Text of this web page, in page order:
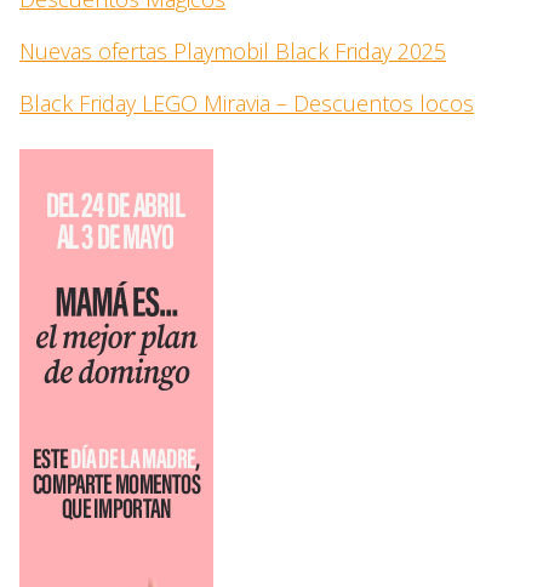
Nuevas ofertas Playmobil Black Friday 2025
Black Friday LEGO Miravia – Descuentos locos